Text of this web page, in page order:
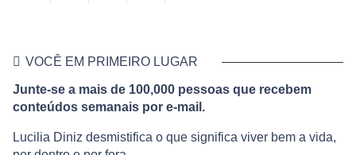
VOCÊ EM PRIMEIRO LUGAR
Junte-se a mais de 100,000 pessoas que recebem
conteúdos semanais por e-mail.
Lucilia Diniz desmistifica o que significa viver bem a vida,